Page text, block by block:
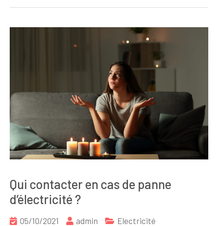
Qui contacter en cas de panne
d’électricité ?
05/10/2021 admin Electricité